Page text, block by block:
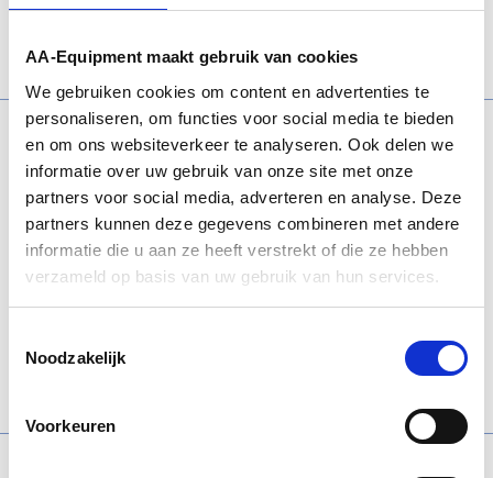
AA-Equipment maakt gebruik van cookies
We gebruiken cookies om content en advertenties te
personaliseren, om functies voor social media te bieden
en om ons websiteverkeer te analyseren. Ook delen we
informatie over uw gebruik van onze site met onze
partners voor social media, adverteren en analyse. Deze
partners kunnen deze gegevens combineren met andere
informatie die u aan ze heeft verstrekt of die ze hebben
verzameld op basis van uw gebruik van hun services.
Noodzakelijk
Voorkeuren
Gerelateerde producten